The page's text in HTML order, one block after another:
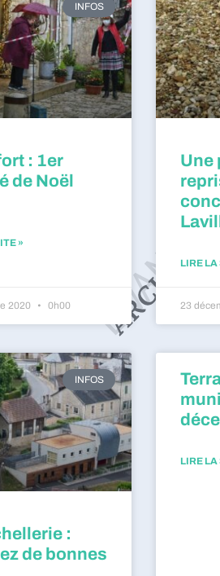
INFOS
: 1er
de Noël
»
2020 0h00
Une
LIRE LA
23
INFOS
:
de bonnes
LIRE LA